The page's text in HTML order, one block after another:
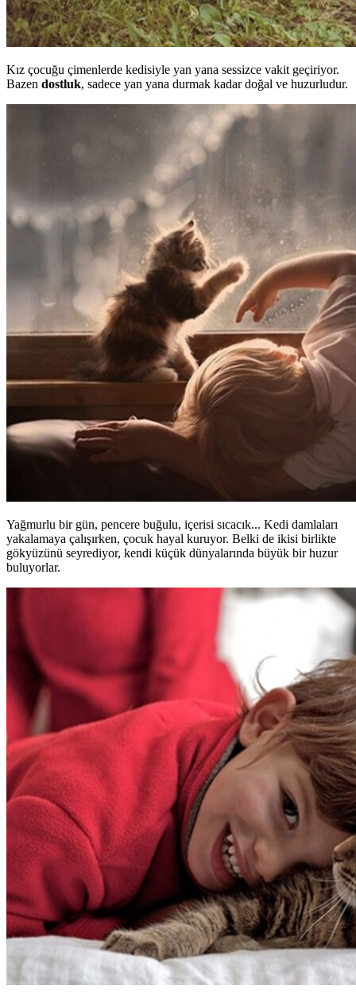
Kız çocuğu çimenlerde kedisiyle yan yana sessizce vakit geçiriyor.
Bazen dostluk, sadece yan yana durmak kadar doğal ve huzurludur.
Yağmurlu bir gün, pencere buğulu, içerisi sıcacık... Kedi damlaları
yakalamaya çalışırken, çocuk hayal kuruyor. Belki de ikisi birlikte
gökyüzünü seyrediyor, kendi küçük dünyalarında büyük bir huzur
buluyorlar.